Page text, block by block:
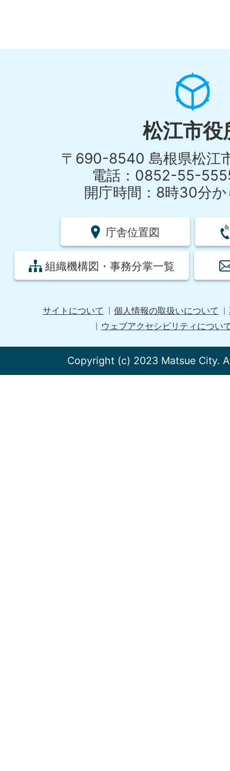
松江市役
〒690-8540 島根県松江
電話：0852-55-
開庁時間：8時30分
庁舎位置図
組織機構図・事務分掌一覧
サイトについて 個人情報の取扱いについて
ウェブアクセシビリティについ
Copyright (c) 2023 Matsue City.